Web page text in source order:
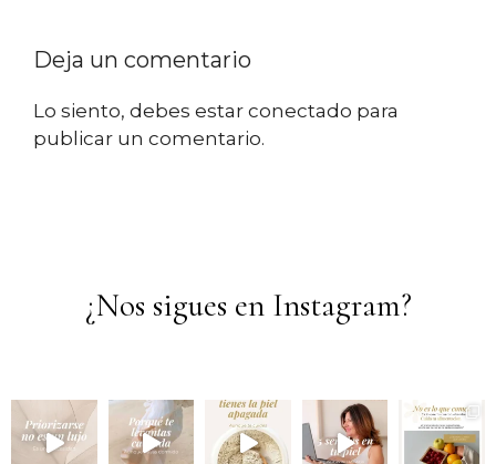
Deja un comentario
Lo siento, debes estar conectado para
publicar un comentario.
¿Nos sigues en Instagram?